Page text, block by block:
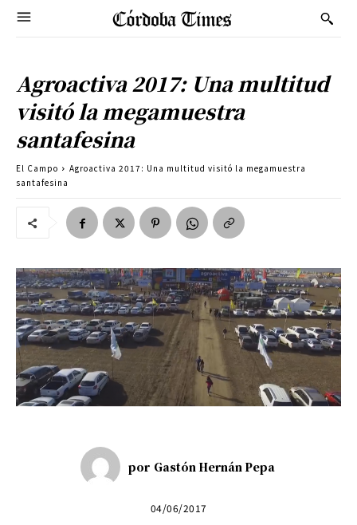
Agroactiva 2017: Una multitud
visitó la megamuestra
santafesina
El Campo
Agroactiva 2017: Una multitud visitó la megamuestra
santafesina
por Gastón Hernán Pepa
04/06/2017